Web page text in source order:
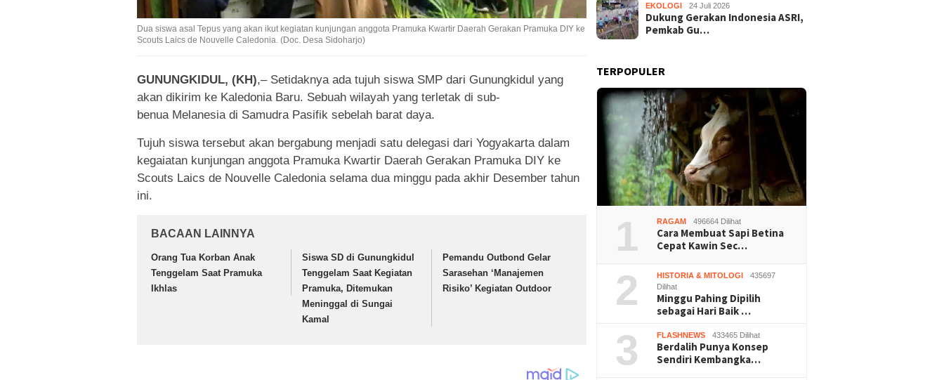
Dua siswa asal Tepus yang akan ikut kegiatan kunjungan anggota Pramuka Kwartir Daerah Gerakan Pramuka DIY ke
Scouts Laics de Nouvelle Caledonia. (Doc. Desa Sidoharjo)
GUNUNGKIDUL, (KH),– Setidaknya ada tujuh siswa SMP dari Gunungkidul yang
akan dikirim ke Kaledonia Baru. Sebuah wilayah yang terletak di sub-
benua Melanesia di Samudra Pasifik sebelah barat daya.
Tujuh siswa tersebut akan bergabung menjadi satu delegasi dari Yogyakarta dalam
kegaiatan kunjungan anggota Pramuka Kwartir Daerah Gerakan Pramuka DIY ke
Scouts Laics de Nouvelle Caledonia selama dua minggu pada akhir Desember tahun
ini.
BACAAN LAINNYA
Orang Tua Korban Anak
Tenggelam Saat Pramuka
Ikhlas
Siswa SD di Gunungkidul
Tenggelam Saat Kegiatan
Pramuka, Ditemukan
Meninggal di Sungai
Kamal
Pemandu Outbond Gelar
Sarasehan ‘Manajemen
Risiko’ Kegiatan Outdoor
EKOLOGI 24 Juli 2026
Dukung Gerakan Indonesia ASRI,
Pemkab Gu…
TERPOPULER
1 RAGAM 496664 Dilihat
Cara Membuat Sapi Betina
Cepat Kawin Sec…
2 HISTORIA & MITOLOGI
435697
Dilihat
Minggu Pahing Dipilih
sebagai Hari Baik …
3 FLASHNEWS 433465 Dilihat
Berdalih Punya Konsep
Sendiri Kembangka…